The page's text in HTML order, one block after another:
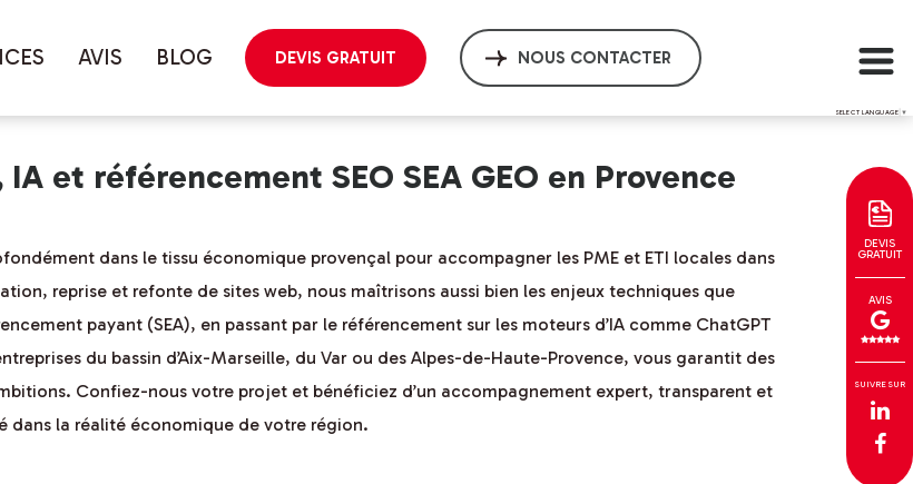
AVIS BLOG DEVIS GRATUIT NOUS CONTACTER
SELECT LANGUAGE ▼
DEVIS
GRATUIT
AVIS
SUIVRE SUR
et référencement SEO SEA GEO en Provence
dans le tissu économique provençal pour accompagner les PME et ETI locales dans
reprise et refonte de sites web, nous maîtrisons aussi bien les enjeux techniques que
payant (SEA), en passant par le référencement sur les moteurs d’IA comme ChatGPT
du bassin d’Aix-Marseille, du Var ou des Alpes-de-Haute-Provence, vous garantit des
Confiez-nous votre projet et bénéficiez d’un accompagnement expert, transparent et
dans la réalité économique de votre région.